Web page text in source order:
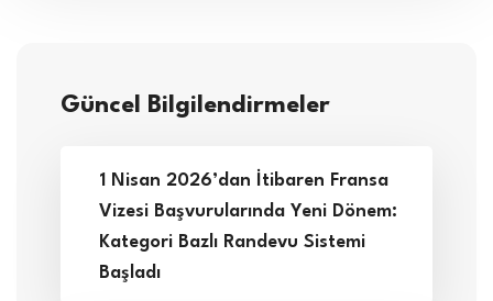
Güncel Bilgilendirmeler
1 Nisan 2026’dan İtibaren Fransa
Vizesi Başvurularında Yeni Dönem:
Kategori Bazlı Randevu Sistemi
Başladı